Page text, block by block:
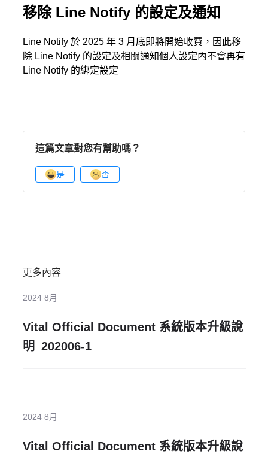
移除 Line Notify 的設定及通知
Line Notify 於 2025 年 3 月底即將開始收費，因此移
除 Line Notify 的設定及相關通知個人設定內不會再有
Line Notify 的綁定設定
這篇文章對您有幫助嗎？
是 否
更多內容
2024 8月
Vital Official Document 系統版本升級說
明_202006-1
2024 8月
Vital Official Document 系統版本升級說